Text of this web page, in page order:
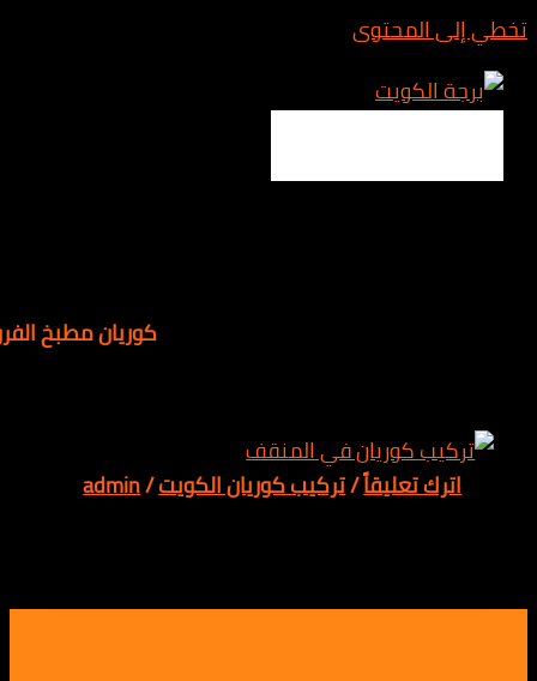
كوريان مطبخ الفروانية
/تركيب كوريان الكويت/
admin